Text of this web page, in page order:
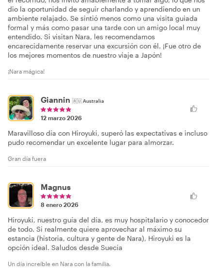
dio la oportunidad de seguir charlando y aprendiendo en un
ambiente relajado. Se sintió menos como una visita guiada
formal y más como pasar una tarde con un amigo local muy
entendido. Si visitan Nara, les recomendamos
encarecidamente reservar una excursión con él. ¡Fue otro de
los mejores momentos de nuestro viaje a Japón!
¡Nara mágica!
Giannin 🇦🇺Australia
12 marzo 2026
Maravilloso día con Hiroyuki, superó las expectativas e incluso
pudo recomendar un excelente lugar para almorzar.
Gran día fuera
Magnus
8 enero 2026
Hiroyuki, nuestro guía del día, es muy hospitalario y conocedor
de todo. Si realmente quiere aprovechar al máximo su
estancia (historia, cultura y gente de Nara), Hiroyuki es la
opción ideal. Saludos desde Suecia
Un día increíble en Nara con la familia.